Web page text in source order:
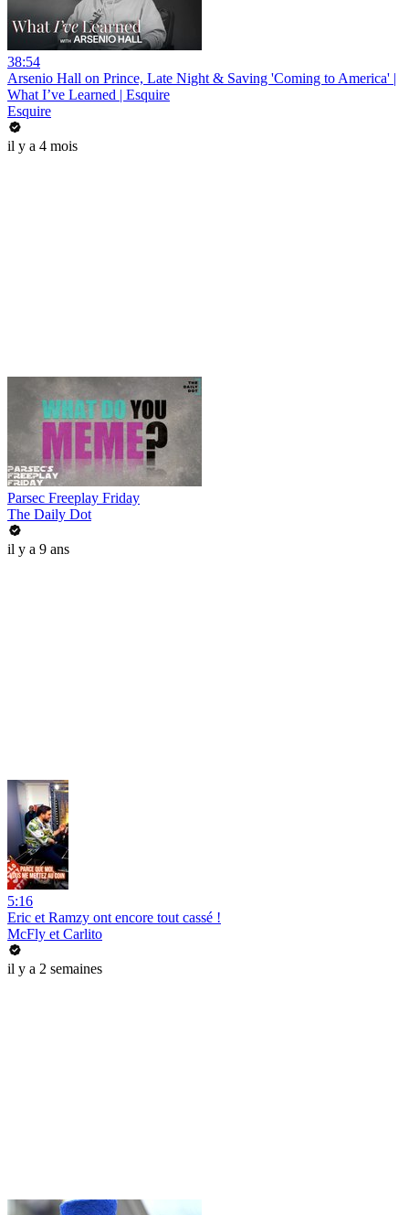
38:54
Arsenio Hall on Prince, Late Night & Saving 'Coming to America' |
What I’ve Learned | Esquire
Esquire
il y a 4 mois
Parsec Freeplay Friday
The Daily Dot
il y a 9 ans
5:16
Eric et Ramzy ont encore tout cassé !
McFly et Carlito
il y a 2 semaines